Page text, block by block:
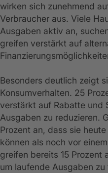
wirken sich zunehmend
Verbraucher aus. Viele
Ausgaben aktiv an,
greifen verstärkt auf
Besonders deutlich zeigt
Konsumverhalten. 25
verstärkt auf Rabatte und
Ausgaben zu reduzieren.
Prozent an, dass sie
können als noch vor
greifen bereits 15 Prozent
um laufende Ausgaben